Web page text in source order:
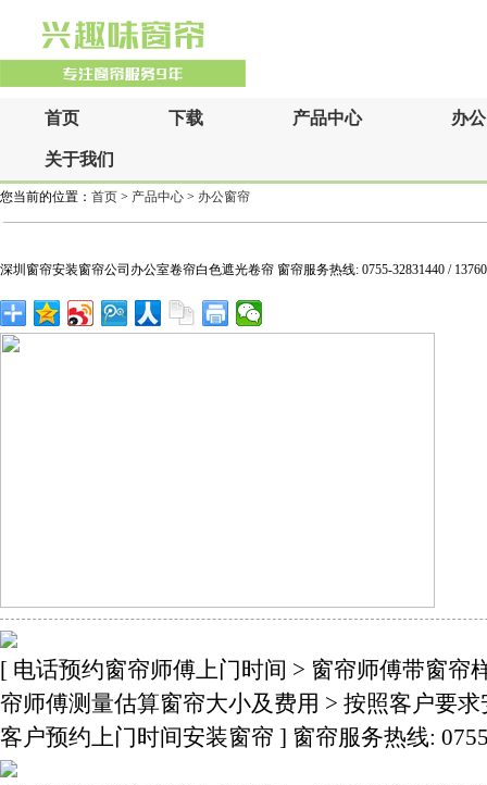
首页 下载 产品中心 办
关于我们
您当前的位置： 首页 > 产品中心 > 办公窗帘
深圳窗帘安装窗帘公司办公室卷帘白色遮光卷帘 窗帘服务热线: 0755-32831440 /
[ 电话预约窗帘师傅上门时间 > 窗帘师傅带窗帘
帘师傅测量估算窗帘大小及费用 > 按照客户要
客户预约上门时间安装窗帘 ] 窗帘服务热线: